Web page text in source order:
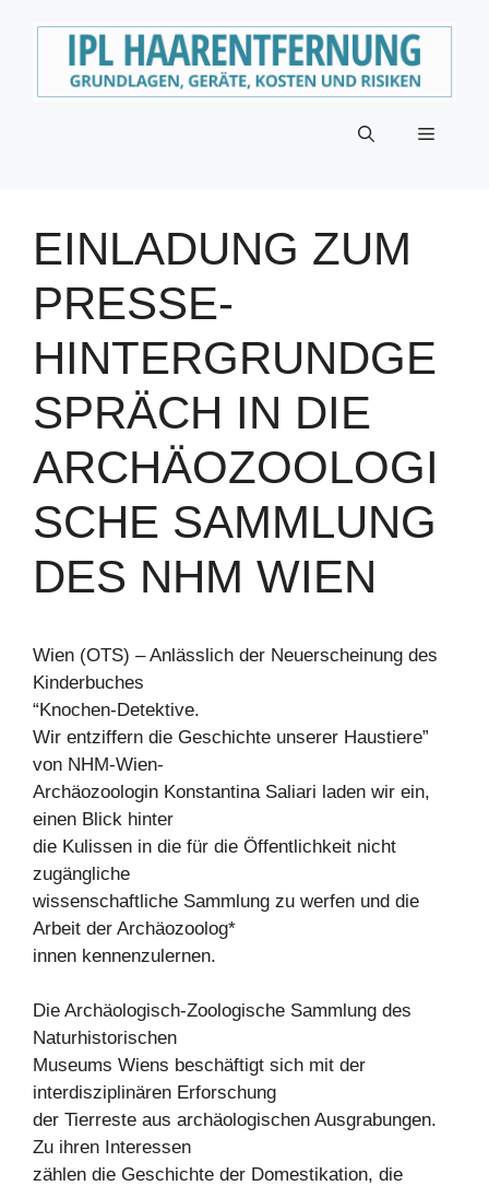
Menü
EINLADUNG ZUM
PRESSE-
HINTERGRUNDGE
SPRÄCH IN DIE
ARCHÄOZOOLOGI
SCHE SAMMLUNG
DES NHM WIEN
Wien (OTS) – Anlässlich der Neuerscheinung des
Kinderbuches
“Knochen-Detektive.
Wir entziffern die Geschichte unserer Haustiere”
von NHM-Wien-
Archäozoologin Konstantina Saliari laden wir ein,
einen Blick hinter
die Kulissen in die für die Öffentlichkeit nicht
zugängliche
wissenschaftliche Sammlung zu werfen und die
Arbeit der Archäozoolog*
innen kennenzulernen.
Die Archäologisch-Zoologische Sammlung des
Naturhistorischen
Museums Wiens beschäftigt sich mit der
interdisziplinären Erforschung
der Tierreste aus archäologischen Ausgrabungen.
Zu ihren Interessen
zählen die Geschichte der Domestikation, die